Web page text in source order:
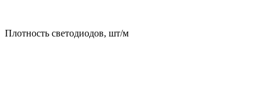
Плотность светодиодов, шт/м